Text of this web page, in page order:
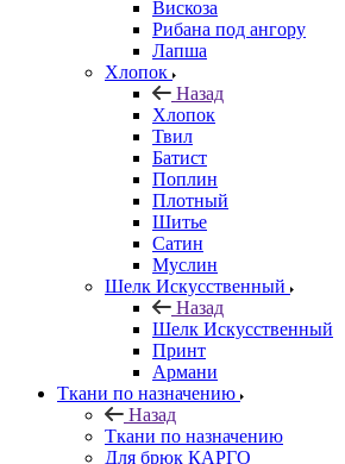
Вискоза
Рибана под ангору
Лапша
Хлопок
Назад
Хлопок
Твил
Батист
Поплин
Плотный
Шитье
Сатин
Муслин
Шелк Искусственный
Назад
Шелк Искусственный
Принт
Армани
Ткани по назначению
Назад
Ткани по назначению
Для брюк КАРГО